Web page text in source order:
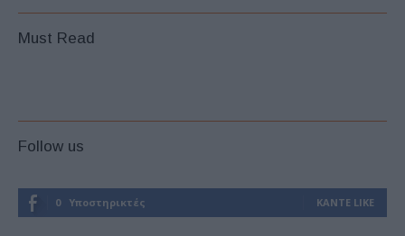
Must Read
Follow us
0 Υποστηρικτές ΚΆΝΤΕ LIKE